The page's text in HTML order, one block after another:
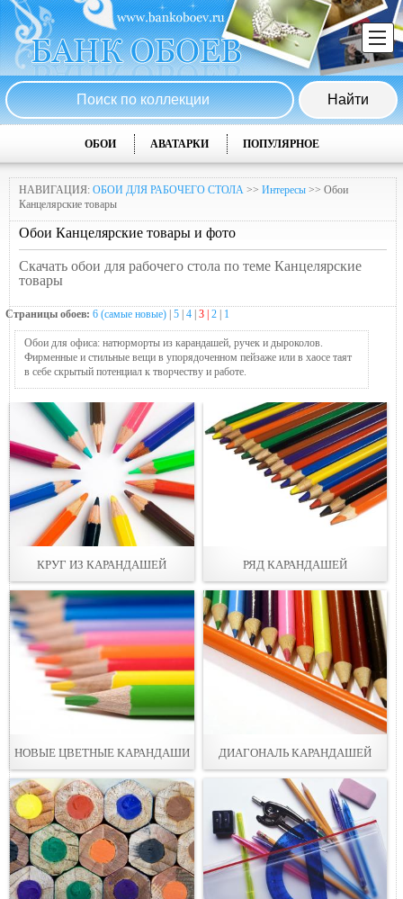
ОБОИ АВАТАРКИ ПОПУЛЯРНОЕ
НАВИГАЦИЯ: ОБОИ ДЛЯ РАБОЧЕГО СТОЛА >> Интересы >> Обои
Канцелярские товары
Обои Канцелярские товары и фото
Скачать обои для рабочего стола по теме Канцелярские
товары
Страницы обоев: 6 (самые новые) 5 4 3 | 2 1
Обои для офиса: натюрморты из карандашей, ручек и дыроколов.
Фирменные и стильные вещи в упорядоченном пейзаже или в хаосе таят
в себе скрытый потенциал к творчеству и работе.
КРУГ ИЗ КАРАНДАШЕЙ РЯД КАРАНДАШЕЙ
НОВЫЕ ЦВЕТНЫЕ КАРАНДАШИ ДИАГОНАЛЬ КАРАНДАШЕЙ